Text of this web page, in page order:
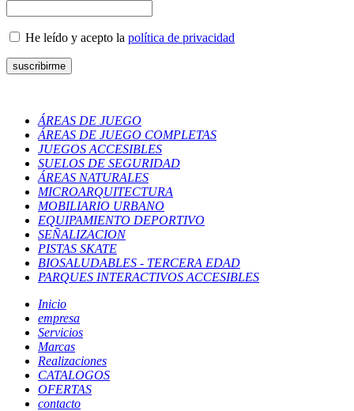
He leído y acepto la política de privacidad
ÁREAS DE JUEGO
ÁREAS DE JUEGO COMPLETAS
JUEGOS ACCESIBLES
SUELOS DE SEGURIDAD
ÁREAS NATURALES
MICROARQUITECTURA
MOBILIARIO URBANO
EQUIPAMIENTO DEPORTIVO
SEÑALIZACION
PISTAS SKATE
BIOSALUDABLES - TERCERA EDAD
PARQUES INTERACTIVOS ACCESIBLES
Inicio
empresa
Servicios
Marcas
Realizaciones
CATALOGOS
OFERTAS
contacto